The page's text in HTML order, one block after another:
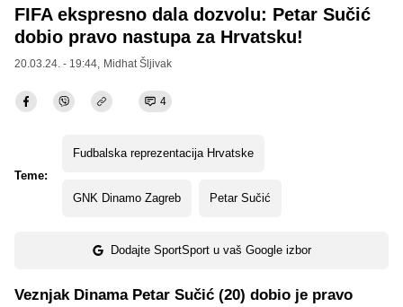
FIFA ekspresno dala dozvolu: Petar Sučić
dobio pravo nastupa za Hrvatsku!
20.03.24. - 19:44, Midhat Šljivak
4
Teme:
Fudbalska reprezentacija Hrvatske
GNK Dinamo Zagreb Petar Sučić
Dodajte SportSport u vaš Google izbor
Veznjak Dinama Petar Sučić (20) dobio je pravo